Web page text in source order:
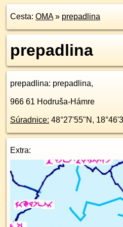
Cesta: OMA» prepadlina
prepadlina
prepadlina: prepadlina,
966 61 Hodruša-Hámre
Súradnice: 48°27'55"N ,
Extra: